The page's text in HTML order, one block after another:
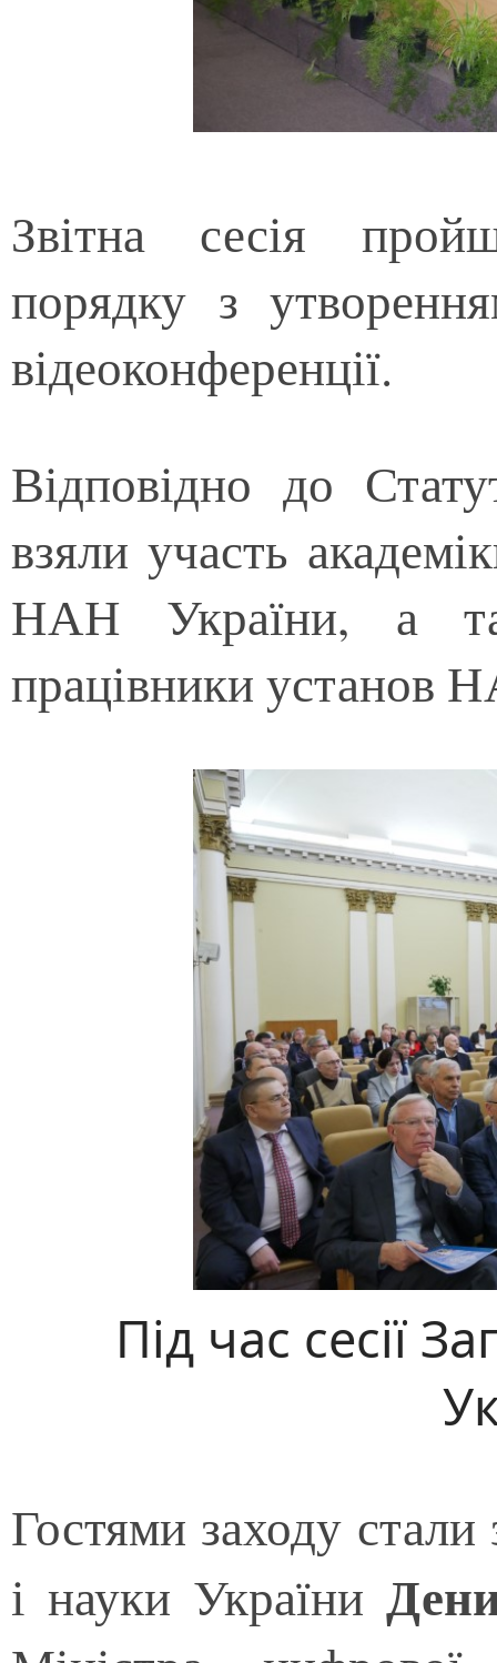
Звітна сесія
порядку з
відеоконференції.
Відповідно до
взяли участь
НАН України, а
працівники установ
Під час сесії
Гостями заходу стали
і науки України